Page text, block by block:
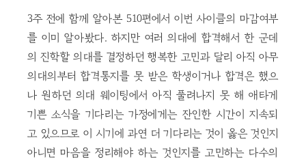
3주 전에 함께 알아본 510편에서 이번 사이클의 마감여부
를 이미 알아봤다. 하지만 여러 의대에 합격해서 한 군데
의 진학할 의대를 결정하던 행복한 고민과 달리 아직 아무
의대의부터 합격통지를 못 받은 학생이거나 합격은 했으
나 원하던 의대 웨이팅에서 아직 풀려나지 못 해 애타게
기쁜 소식을 기다리는 가정에게는 잔인한 시간이 지속되
고 있으므로 이 시기에 과연 더 기다리는 것이 옳은 것인지
아니면 마음을 정리해야 하는 것인지를 고민하는 다수의